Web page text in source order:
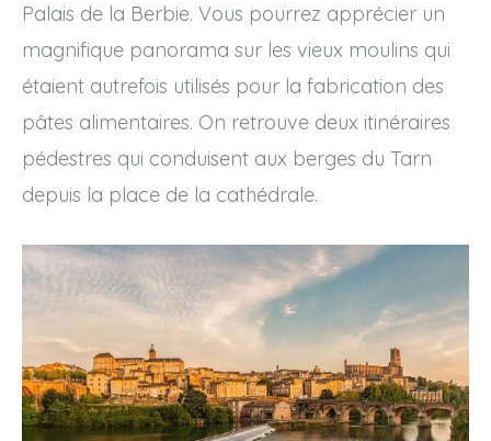
Palais de la Berbie. Vous pourrez apprécier un
magnifique panorama sur les vieux moulins qui
étaient autrefois utilisés pour la fabrication des
pâtes alimentaires. On retrouve deux itinéraires
pédestres qui conduisent aux berges du Tarn
depuis la place de la cathédrale.